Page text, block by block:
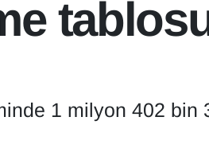
1 milyon 402 bin